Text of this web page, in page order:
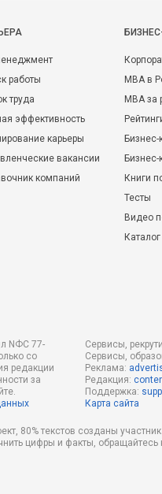
работы
труда
эффективность
карьеры
вакансии
компаний
MBA в
MBA
Бизнес-
Книги
Тесты
Видео
NФС 77-
со
редакции
за
Сервисы,
Сервисы,
Реклама:
Редакция:
Поддержка:
Карта сайта
80% текстов созданы
цифры и факты,